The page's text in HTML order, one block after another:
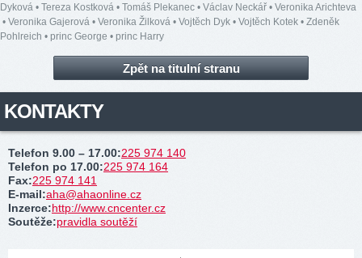
Dyková • Tereza Kostková • Tomáš Plekanec • Václav Neckář • Veronika Arichteva
• Veronika Gajerová • Veronika Žilková • Vojtěch Dyk • Vojtěch Kotek • Zdeněk
Pohlreich • princ George • princ Harry
Zpět na titulní stranu
KONTAKTY
Telefon 9.00 – 17.00:225 974 140
Telefon po 17.00:225 974 164
Fax:225 974 141
E-mail:aha@ahaonline.cz
Inzerce:http://www.cncenter.cz
Soutěže:pravidla soutěží